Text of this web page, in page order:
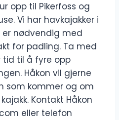
opp til Pikerfoss og
Vi har havkajakker i
er nødvendig med
for padling. Ta med
tid til å fyre opp
Håkon vil gjerne
som kommer og om
Kontakt Håkon
eller telefon